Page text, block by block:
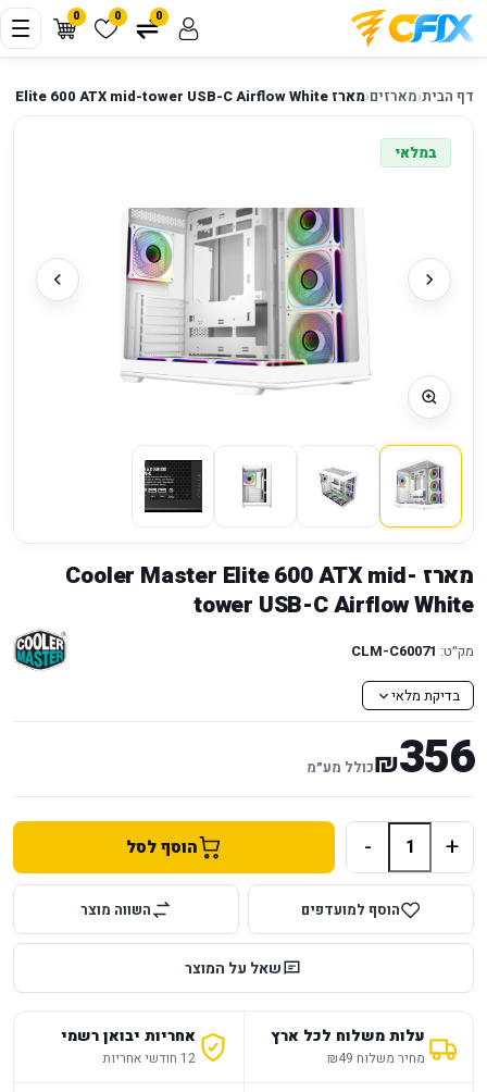
0 0 0
דף הבית‹מארזים‹מארז Cooler Master Elite 600 ATX mid-tower USB-C Airflow White
במלאי
מארז Cooler Master Elite 600 ATX mid-
tower USB-C Airflow White
מק״ט: CLM-C60071
בדיקת מלאי
356
₪כולל מע״מ
+
- הוסף לסל
הוסף למועדפים השווה מוצר
שאל על המוצר
עלות משלוח לכל ארץ
מחיר משלוח ₪49
אחריות יבואן רשמי
12 חודשי אחריות